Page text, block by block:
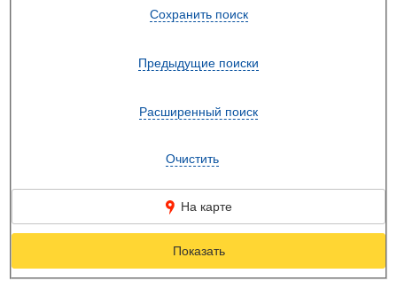
Сохранить поиск
Предыдущие поиски
Расширенный поиск
Очистить
На карте
Показать